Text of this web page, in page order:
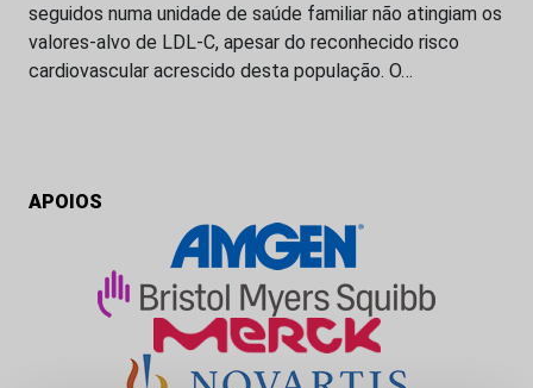
seguidos numa unidade de saúde familiar não atingiam os
valores-alvo de LDL-C, apesar do reconhecido risco
cardiovascular acrescido desta população. O…
APOIOS